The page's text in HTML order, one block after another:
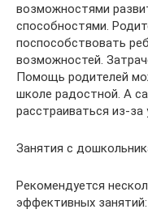
возможностями
способностями.
поспособствовать
возможностей.
Помощь родителей
школе радостной. А
расстраиваться из-за
Занятия с
Рекомендуется
эффективных занятий: